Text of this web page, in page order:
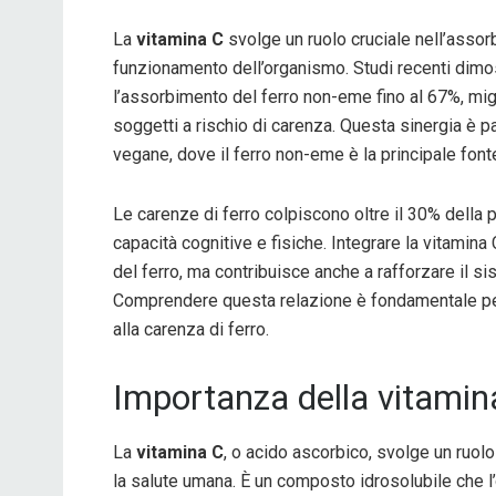
La vitamina C svolge un ruolo cruciale
funzionamento dell’organismo. Studi recenti
l’assorbimento del ferro non-eme fino al 67%,
soggetti a rischio di carenza. Questa sinergia è
vegane, dove il ferro non-eme è la principale
Le carenze di ferro colpiscono oltre il 30% della
capacità cognitive e fisiche. Integrare la
del ferro, ma contribuisce anche a rafforzare il
Comprendere questa relazione è fondamentale
alla carenza di ferro.
Importanza della
La vitamina C, o acido ascorbico, svolge un
la salute umana. È un composto idrosolubile